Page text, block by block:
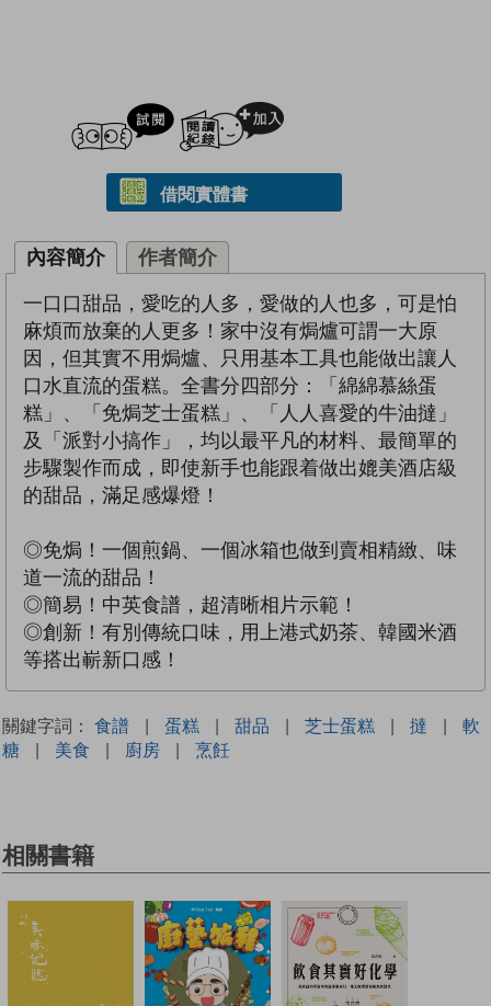
試閲
借閱實體書
內容簡介 作者簡介
一口口甜品，愛吃的人多，愛做的人也多，可是怕
麻煩而放棄的人更多！家中沒有焗爐可謂一大原
因，但其實不用焗爐、只用基本工具也能做出讓人
口水直流的蛋糕。全書分四部分：「綿綿慕絲蛋
糕」、「免焗芝士蛋糕」、「人人喜愛的牛油撻」
及「派對小搞作」，均以最平凡的材料、最簡單的
步驟製作而成，即使新手也能跟着做出媲美酒店級
的甜品，滿足感爆燈！
◎免焗！一個煎鍋、一個冰箱也做到賣相精緻、味
道一流的甜品！
◎簡易！中英食譜，超清晰相片示範！
◎創新！有別傳統口味，用上港式奶茶、韓國米酒
等搭出嶄新口感！
關鍵字詞： 食譜 | 蛋糕 | 甜品 | 芝士蛋糕 | 撻 |
軟
糖
| 美食 | 廚房 | 烹飪
相關書籍